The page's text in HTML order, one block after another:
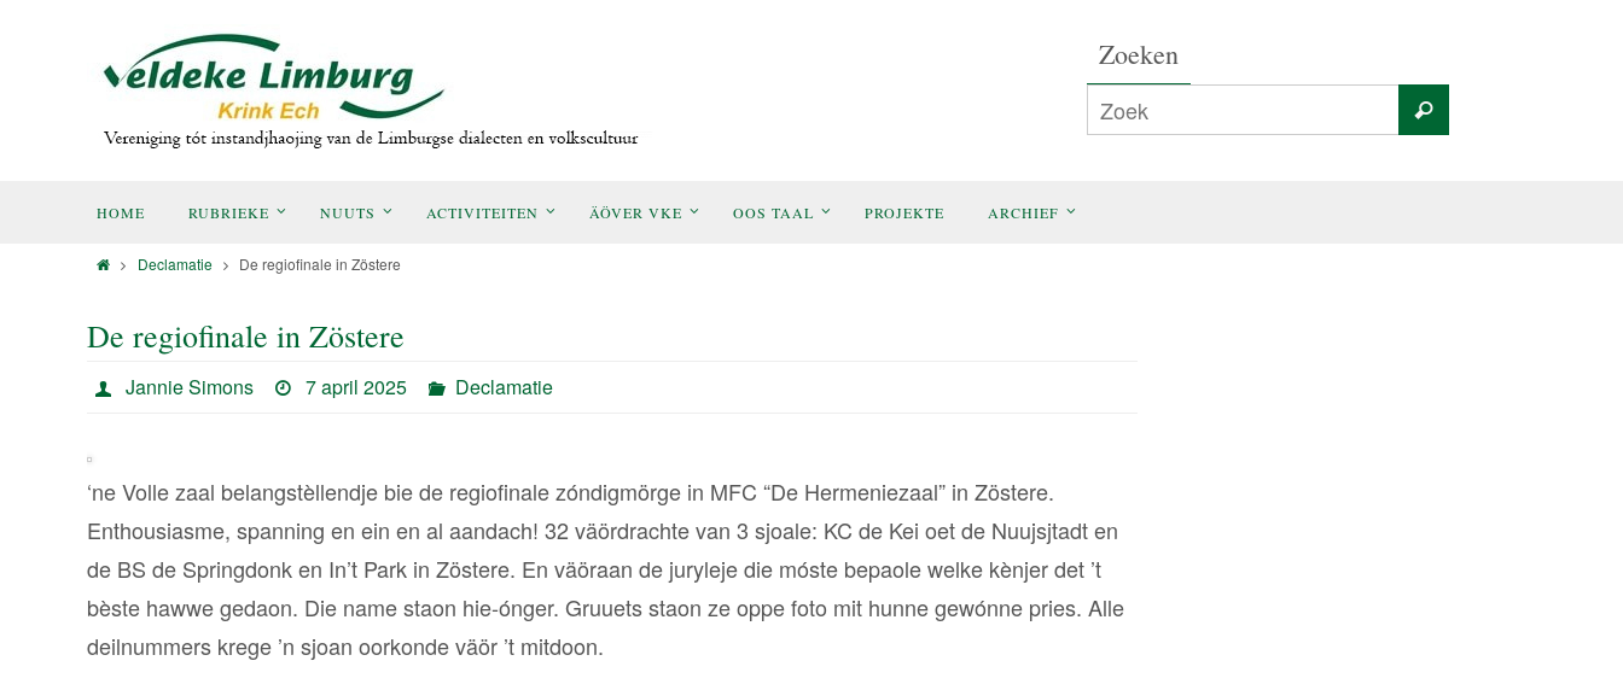
Zoeken
HOME RUBRIEKE NUUTS ACTIVITEITEN ÄÖVER VKE OOS TAAL PROJEKTE ARCHIEF
Declamatie De regiofinale in Zöstere
De regiofinale in Zöstere
Jannie Simons 7 april 2025 Declamatie
‘ne Volle zaal belangstèllendje bie de regiofinale zóndigmörge in MFC “De Hermeniezaal” in Zöstere.
Enthousiasme, spanning en ein en al aandach! 32 väördrachte van 3 sjoale: KC de Kei oet de Nuujsjtadt en
de BS de Springdonk en In’t Park in Zöstere. En väöraan de juryleje die móste bepaole welke kènjer det ’t
bèste hawwe gedaon. Die name staon hie-ónger. Gruuets staon ze oppe foto mit hunne gewónne pries. Alle
deilnummers krege ’n sjoan oorkonde väör ’t mitdoon.